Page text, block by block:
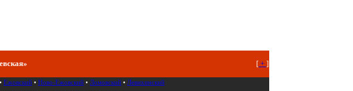
[ + ]
• Ежовский • Ново-Ежовский • Ломовский • Левихинский